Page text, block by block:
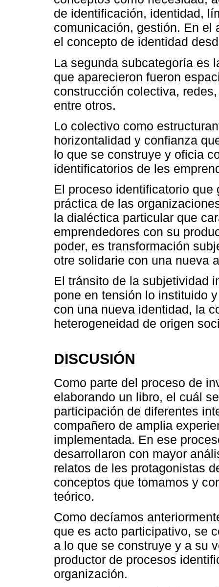
de identificación, identidad,
comunicación, gestión. En el
el concepto de identidad
La segunda subcategoría es
que aparecieron fueron
construcción colectiva,
entre otros.
Lo colectivo como
horizontalidad y confianza
lo que se construye y oficia
identificatorios de les
El proceso identificatorio
práctica de las
la dialéctica particular que
emprendedores con su
poder, es transformación
otre solidarie con una nueva
El tránsito de la subjetividad
pone en tensión lo instituido
con una nueva identidad, la
heterogeneidad de origen
DISCUSIÓN
Como parte del proceso de
elaborando un libro, el cuál
participación de diferentes
compañero de amplia
implementada. En ese
desarrollaron con mayor
relatos de les protagonistas
conceptos que tomamos y
teórico.
Como decíamos
que es acto participativo, se
a lo que se construye y a su
productor de procesos
organización.